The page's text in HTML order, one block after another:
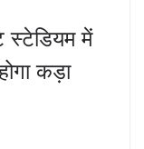
स्टेडियम में
कड़ा